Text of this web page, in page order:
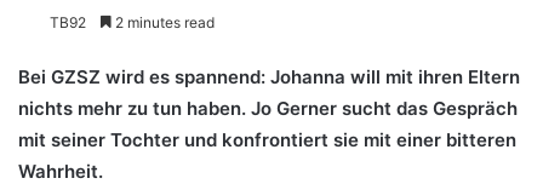
TB92 2 minutes read
Bei GZSZ wird es spannend: Johanna will mit ihren Eltern
nichts mehr zu tun haben. Jo Gerner sucht das Gespräch
mit seiner Tochter und konfrontiert sie mit einer bitteren
Wahrheit.